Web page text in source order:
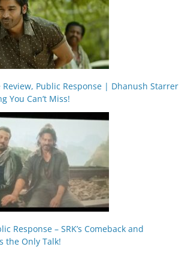
Review, Public Response | Dhanush Starrer
You Can’t Miss!
Response – SRK’s Comeback and
the Only Talk!